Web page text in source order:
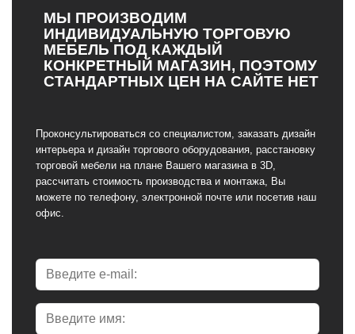
МЫ ПРОИЗВОДИМ
ИНДИВИДУАЛЬНУЮ ТОРГОВУЮ
МЕБЕЛЬ ПОД КАЖДЫЙ
КОНКРЕТНЫЙ МАГАЗИН, ПОЭТОМУ
СТАНДАРТНЫХ ЦЕН НА САЙТЕ НЕТ
Проконсультироваться со специалистом, заказать дизайн
интерьера и дизайн торгового оборудования, расстановку
торговой мебели на плане Вашего магазина в 3D,
рассчитать стоимость производства и монтажа, Вы
можете по телефону, электронной почте или посетив наш
офис.